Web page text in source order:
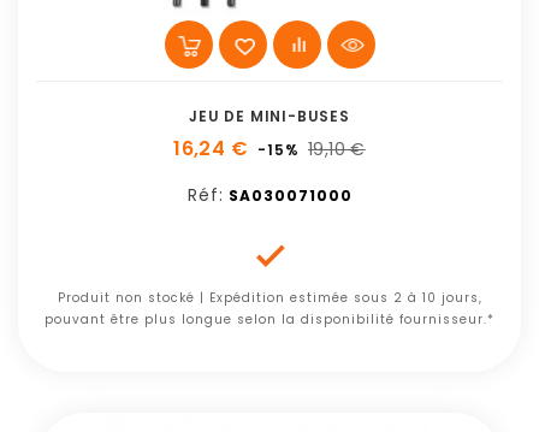
JEU DE MINI-BUSES
16,24 € -15% 19,10 €
Réf: SA030071000

Produit non stocké | Expédition estimée sous 2 à 10 jours,
pouvant être plus longue selon la disponibilité fournisseur.*